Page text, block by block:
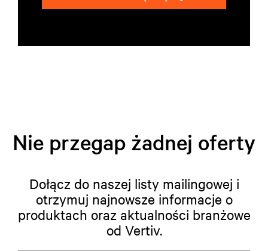
Nie przegap żadnej oferty
Dołącz do naszej listy mailingowej i
otrzymuj najnowsze informacje o
produktach oraz aktualności branżowe
od Vertiv.